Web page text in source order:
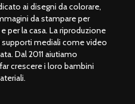
ai disegni da colorare,
da stampare per
per la casa. La riproduzione
mediali come video
Dal 2011 aiutiamo
crescere i loro bambini